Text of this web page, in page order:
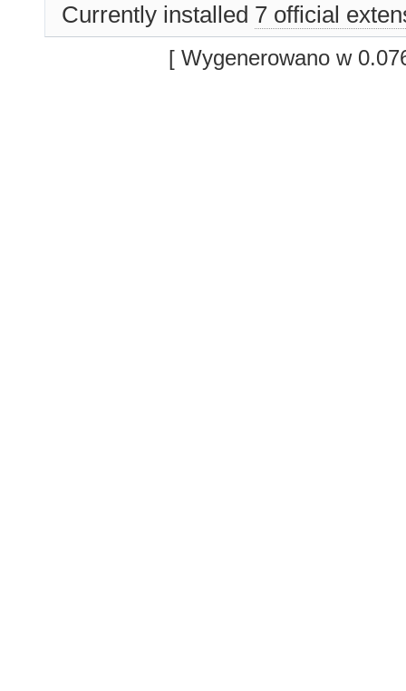
Currently installed 7 official
[ Wygenerowano w